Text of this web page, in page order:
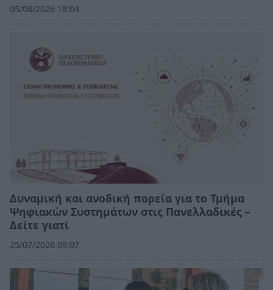
05/08/2026 18:04
Δυναμική και ανοδική πορεία για το Τμήμα
Ψηφιακών Συστημάτων στις Πανελλαδικές –
Δείτε γιατί
25/07/2026 09:07